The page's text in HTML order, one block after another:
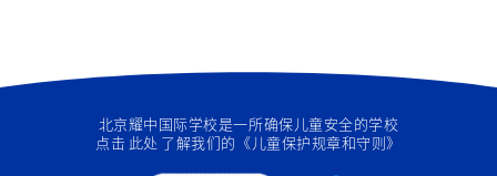
北京耀中国际学校是一所确保儿童安全的学校
点击 此处 了解我们的《儿童保护规章和守则》